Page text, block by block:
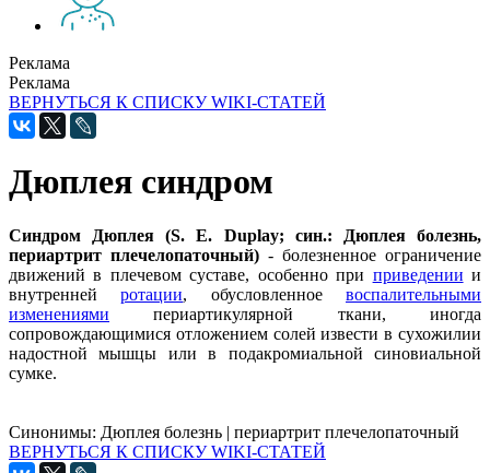
Реклама
Реклама
ВЕРНУТЬСЯ К СПИСКУ WIKI-СТАТЕЙ
Дюплея синдром
Синдром Дюплея (S. Е. Duplay; син.: Дюплея болезнь,
периартрит плечелопаточный) - болезненное ограничение
движений в плечевом суставе, особенно при приведении и
внутреннейротации, обусловленноевоспалительными
изменениями периартикулярной ткани, иногда
сопровождающимися отложением солей извести в сухожилии
надостной мышцы или в подакромиальной синовиальной
сумке.
Синонимы: Дюплея болезнь | периартрит плечелопаточный
ВЕРНУТЬСЯ К СПИСКУ WIKI-СТАТЕЙ